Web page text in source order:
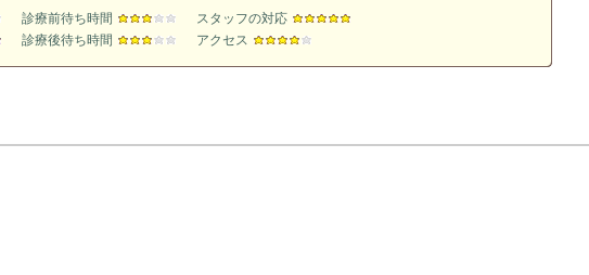
診療前待ち時間
スタッフの対応
診療後待ち時間 アクセス